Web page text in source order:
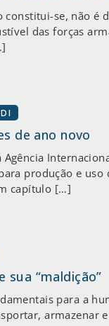
se, não é
das forças
de ano novo
produção e
capítulo […]
“maldição”
para a
armazenar